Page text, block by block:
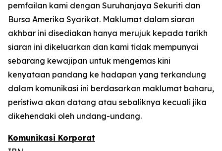
pemfailan kami dengan Suruhanjaya Sekuriti dan
Bursa Amerika Syarikat. Maklumat dalam siaran
akhbar ini disediakan hanya merujuk kepada tarikh
siaran ini dikeluarkan dan kami tidak mempunyai
sebarang kewajipan untuk mengemas kini
kenyataan pandang ke hadapan yang terkandung
dalam komunikasi ini berdasarkan maklumat baharu,
peristiwa akan datang atau sebaliknya kecuali jika
dikehendaki oleh undang-undang.
Komunikasi Korporat